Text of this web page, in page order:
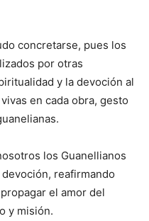
concretarse, pues los
por otras
y la devoción al
en cada obra, gesto
los Guanellianos
reafirmando
el amor del
y misión.